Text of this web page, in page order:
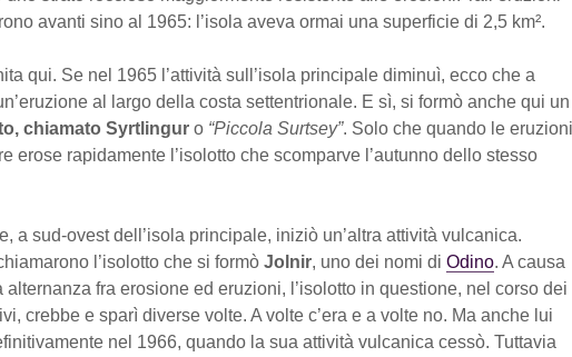
avanti sino al 1965: l’isola aveva ormai una superficie di 2,5 km².
qui. Se nel 1965 l’attività sull’isola principale diminuì, ecco che a
al largo della costa settentrionale. E sì, si formò anche qui un
chiamato Syrtlingur o “Piccola Surtsey”. Solo che quando le eruzioni
erose rapidamente l’isolotto che scomparve l’autunno dello stesso
a sud-ovest dell’isola principale, iniziò un’altra attività vulcanica.
l’isolotto che si formò Jolnir, uno dei nomi di Odino. A causa
alternanza fra erosione ed eruzioni, l’isolotto in questione, nel corso dei
crebbe e sparì diverse volte. A volte c’era e a volte no. Ma anche lui
nel 1966, quando la sua attività vulcanica cessò. Tuttavia